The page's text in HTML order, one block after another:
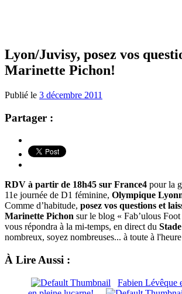
Lyon/Juvisy, posez vos
Marinette Pichon!
Publié le 3 décembre 2011
Partager :
RDV à partir de 18h45 sur France4 pour la
11e journée de D1 féminine, Olympique
Comme d’habitude, posez vos questions et
Marinette Pichon sur le blog « Fab’ulous
vous répondra à la mi-temps, en direct du
nombreux, soyez nombreuses... à toute à
À Lire Aussi :
Fabien Lévêque